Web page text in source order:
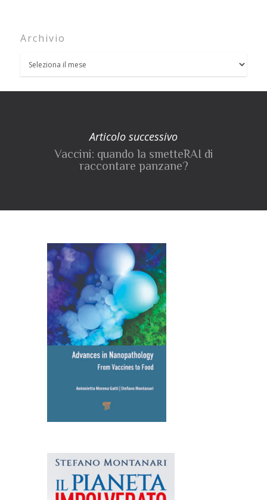
Archivio
Articolo successivo
Vaccini: quando la smetteRAI di
raccontare panzane?